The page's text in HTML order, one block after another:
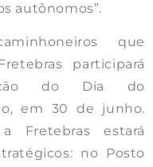
autônomos”.
que
participará
do Dia do
em 30 de junho.
Fretebras estará
no Posto